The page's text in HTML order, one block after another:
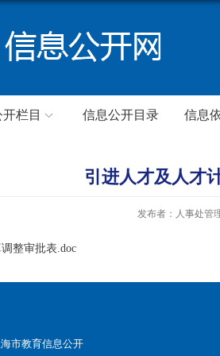
栏目 信息公开目录 信息
引进人才及人才
发布者：人事处管
整审批表.doc
市教育信息公开